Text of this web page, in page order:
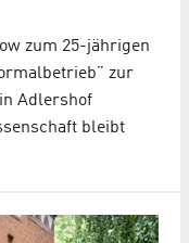
zum 25-jährigen
zur
Adlershof
bleibt